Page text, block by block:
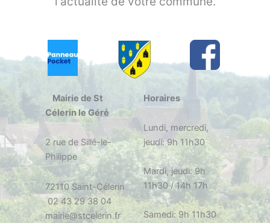
Mairie de St
Célerin le Géré
2 rue de Sillé-le-
Philippe
72110 Saint-Célerin
02 43 29 38 04
mairie@stcelerin.fr
Horaires
Lundi, mercredi,
jeudi: 9h 11h30
Mardi, jeudi: 9h
11h30 / 14h 17h
Samedi: 9h 11h30